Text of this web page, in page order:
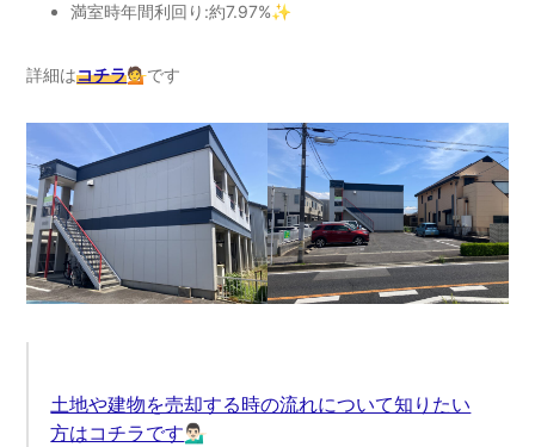
満室時年間利回り:約7.97%✨
詳細はコチラ💁です
土地や建物を売却する時の流れについて知りたい
方はコチラです💁🏻‍♂️